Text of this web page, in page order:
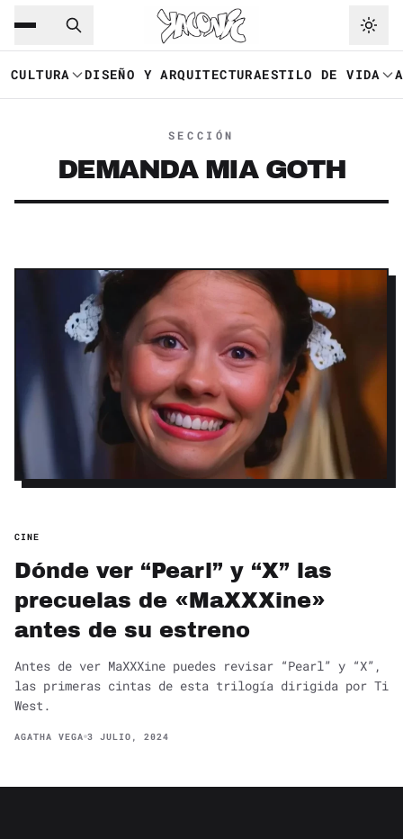
Saltar al contenido principal
CULTURA DISEÑO Y ARQUITECTURAESTILO DE VIDA
SECCIÓN
DEMANDA MIA GOTH
CINE
Dónde ver “Pearl” y “X” las
precuelas de «MaXXXine»
antes de su estreno
Antes de ver MaXXXine puedes revisar “Pearl” y “X”,
las primeras cintas de esta trilogía dirigida por Ti
West.
AGATHA VEGA 3 JULIO, 2024